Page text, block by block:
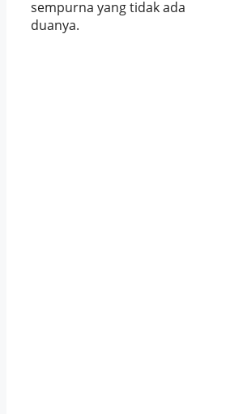
sempurna yang tidak ada
duanya.